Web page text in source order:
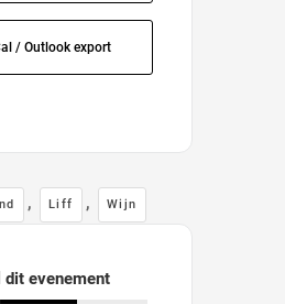
/ Outlook export
, Liff , Wijn
dit evenement